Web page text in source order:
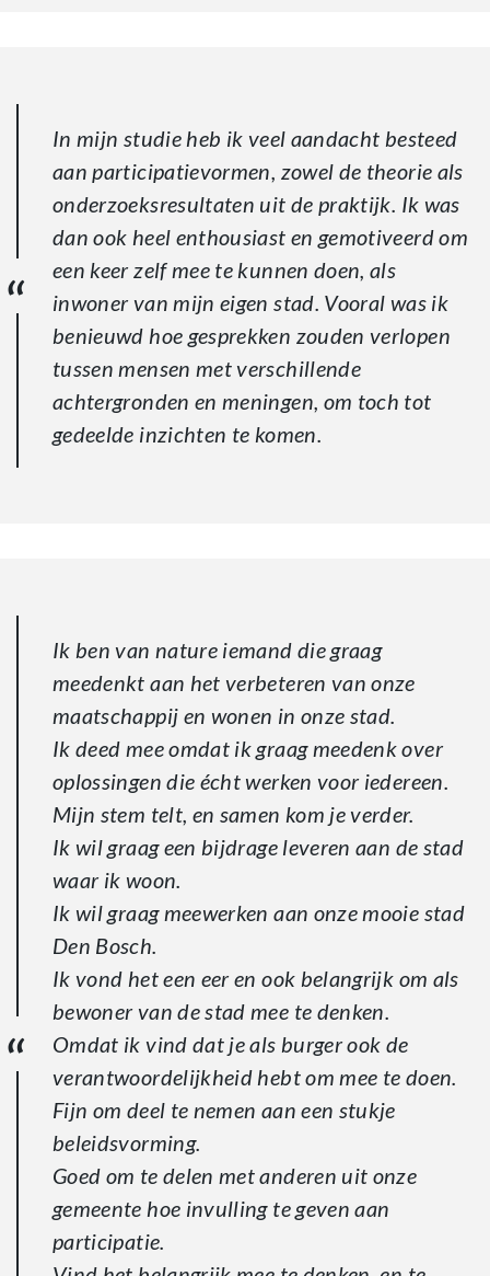
In mijn studie heb ik veel aandacht besteed
aan participatievormen, zowel de theorie als
onderzoeksresultaten uit de praktijk. Ik was
dan ook heel enthousiast en gemotiveerd om
een keer zelf mee te kunnen doen, als
inwoner van mijn eigen stad. Vooral was ik
benieuwd hoe gesprekken zouden verlopen
tussen mensen met verschillende
achtergronden en meningen, om toch tot
gedeelde inzichten te komen.
Ik ben van nature iemand die graag
meedenkt aan het verbeteren van onze
maatschappij en wonen in onze stad.
Ik deed mee omdat ik graag meedenk over
oplossingen die écht werken voor iedereen.
Mijn stem telt, en samen kom je verder.
Ik wil graag een bijdrage leveren aan de stad
waar ik woon.
Ik wil graag meewerken aan onze mooie stad
Den Bosch.
Ik vond het een eer en ook belangrijk om als
bewoner van de stad mee te denken.
Omdat ik vind dat je als burger ook de
verantwoordelijkheid hebt om mee te doen.
Fijn om deel te nemen aan een stukje
beleidsvorming.
Goed om te delen met anderen uit onze
gemeente hoe invulling te geven aan
participatie.